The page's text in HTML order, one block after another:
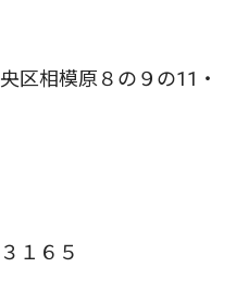
区相模原８の９の11・
１６５